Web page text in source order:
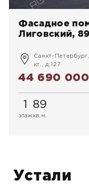
Фасадное
Лиговский,
Санкт-
кт., д.127
44 690
этаж
89
кв.м.
Устали